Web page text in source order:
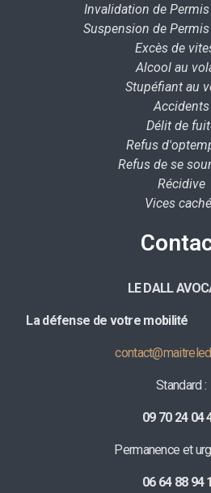
Invalidation de
Suspension de
Excès de
Alcool au
Stupéfiant au
Accidents
Délit de
Refus
Refus de se
Récidive
Vices
LE DALL
La défense de votre
Standard :
09 70 24 04
Permanence et
06 64 88 94